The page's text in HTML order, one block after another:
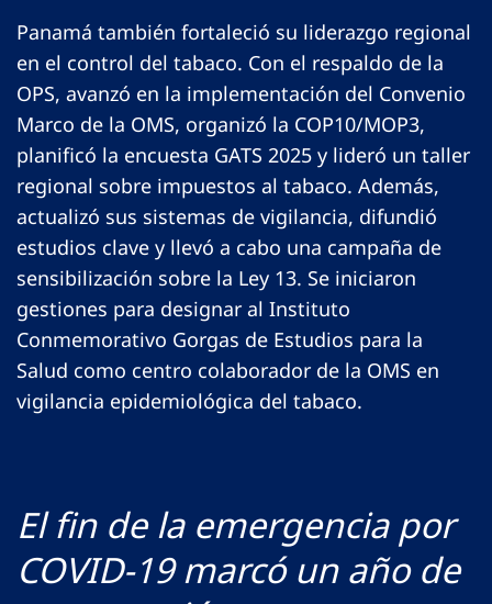
Panamá también fortaleció su liderazgo regional
en el control del tabaco. Con el respaldo de la
OPS, avanzó en la implementación del Convenio
Marco de la OMS, organizó la COP10/MOP3,
planificó la encuesta GATS 2025 y lideró un taller
regional sobre impuestos al tabaco. Además,
actualizó sus sistemas de vigilancia, difundió
estudios clave y llevó a cabo una campaña de
sensibilización sobre la Ley 13. Se iniciaron
gestiones para designar al Instituto
Conmemorativo Gorgas de Estudios para la
Salud como centro colaborador de la OMS en
vigilancia epidemiológica del tabaco.
El fin de la emergencia por
COVID-19 marcó un año de